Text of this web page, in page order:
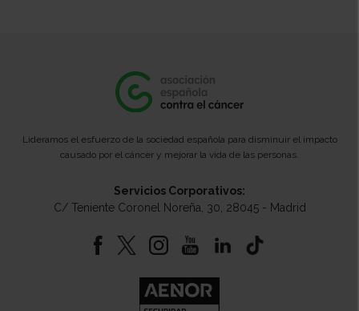
Lideramos el esfuerzo de la sociedad española para disminuir el impacto
causado por el cáncer y mejorar la vida de las personas.
Servicios Corporativos:
C/ Teniente Coronel Noreña, 30, 28045 - Madrid